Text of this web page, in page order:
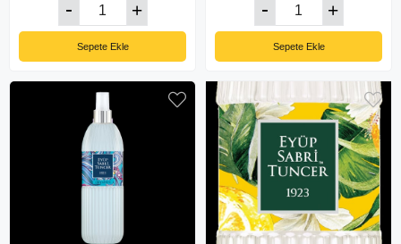
Sepete Ekle Sepete Ekle